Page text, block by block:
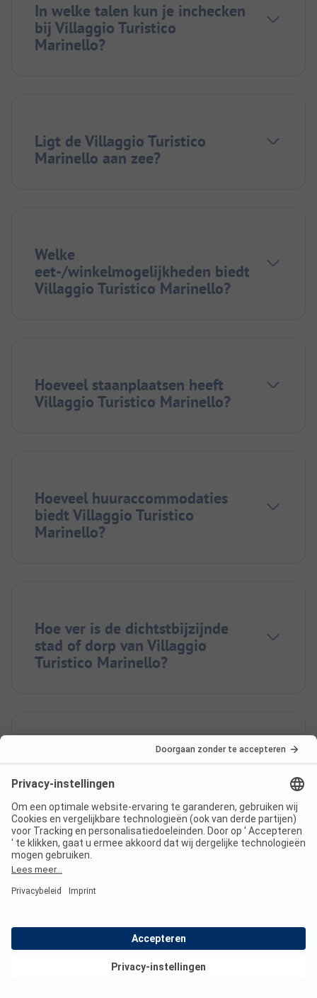
In welke talen kun je inchecken
bij Villaggio Turistico
Marinello?
Ligt de Villaggio Turistico
Marinello aan zee?
Welke
eet-/winkelmogelijkheden biedt
Villaggio Turistico Marinello?
Hoeveel staanplaatsen heeft
Villaggio Turistico Marinello?
Hoeveel huuraccommodaties
biedt Villaggio Turistico
Marinello?
Hoe ver is de dichtstbijzijnde
stad of dorp van Villaggio
Turistico Marinello?
Is er een complete
camperservicestation op
Villaggio Turistico Marinello?
Bekijk deals